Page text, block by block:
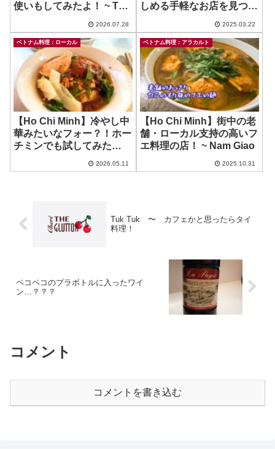
使いもしてみたよ！ ~ The
Square
2026.07.28
しめる手軽なお店を見つけ
Nuong Ninh Hoa Di Ut
CN4
2025.03.22
ベトナム料理：ローカル
【Ho Chi Minh】冷やし中
華みたいなフォー？！ホー
チミンでも試してみた
Thanh
2026.05.11
ベトナム料理：アラカルト
【Ho Chi Minh】街中の老
舗・ローカル支持の高いフ
エ料理の店！ ~ Nam Giao
2025.10.31
Tuk Tuk 〜 カフェかと思ったらタイ
料理！
ペコペコのプラボトルに入ったワイ
ン…？？？
コメント
コメントを書き込む